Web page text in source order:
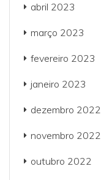
abril 2023
março 2023
fevereiro 2023
janeiro 2023
dezembro 2022
novembro 2022
outubro 2022